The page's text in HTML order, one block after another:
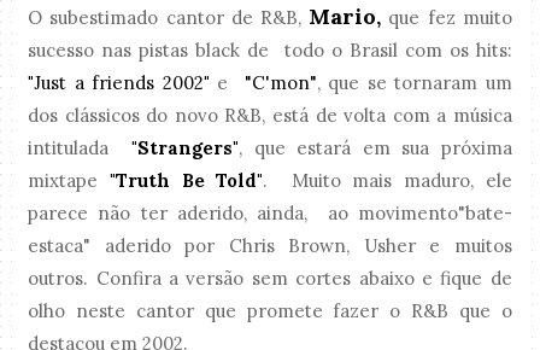
O subestimado cantor de R&B, Mario, que fez muito
sucesso nas pistas black de todo o Brasil com os hits:
"Just a friends 2002" e "C'mon", que se tornaram um
dos clássicos do novo R&B, está de volta com a música
intitulada"Strangers", que estará em sua próxima
mixtape "Truth Be Told". Muito mais maduro, ele
parece não ter aderido, ainda, ao movimento"bate-
estaca" aderido por Chris Brown, Usher e muitos
outros. Confira a versão sem cortes abaixo e fique de
olho neste cantor que promete fazer o R&B que o
destacou em 2002.